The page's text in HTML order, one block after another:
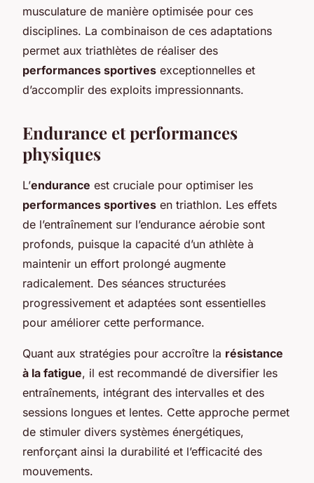
musculature de manière optimisée pour ces
disciplines. La combinaison de ces adaptations
permet aux triathlètes de réaliser des
performances sportives exceptionnelles et
d’accomplir des exploits impressionnants.
Endurance et performances
physiques
L’endurance est cruciale pour optimiser les
performances sportives en triathlon. Les effets
de l’entraînement sur l’endurance aérobie sont
profonds, puisque la capacité d’un athlète à
maintenir un effort prolongé augmente
radicalement. Des séances structurées
progressivement et adaptées sont essentielles
pour améliorer cette performance.
Quant aux stratégies pour accroître la résistance
à la fatigue, il est recommandé de diversifier les
entraînements, intégrant des intervalles et des
sessions longues et lentes. Cette approche permet
de stimuler divers systèmes énergétiques,
renforçant ainsi la durabilité et l’efficacité des
mouvements.